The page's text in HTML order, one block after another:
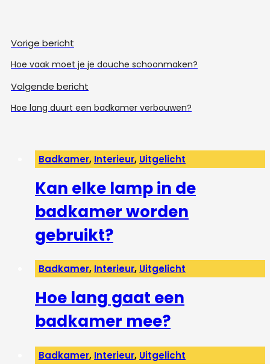
Vorige bericht
Hoe vaak moet je je douche schoonmaken?
Volgende bericht
Hoe lang duurt een badkamer verbouwen?
Badkamer, Interieur, Uitgelicht
Kan elke lamp in de
badkamer worden
gebruikt?
Badkamer, Interieur, Uitgelicht
Hoe lang gaat een
badkamer mee?
Badkamer, Interieur, Uitgelicht